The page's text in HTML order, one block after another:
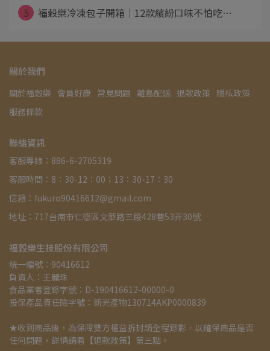
5
福穀樂冷凍包子開箱｜12款繽紛口味不怕吃⋯
關於我們
關於福穀樂 會員好康 常見問題 離島配送 退款政策 隱私政策
服務條款
聯絡資訊
客服專線：886-6-2705319
客服時間：8：30-12：00；13：30-17：30
信箱：fukuro90416612@gmail.com
地址：717台南市仁德區文華路三段428巷53弄30號
福穀樂生技股份有限公司
統一編號：90416612
負責人：王麗珠
食品業者登錄字號：D-190416612-00000-0
投保產品責任險字號：新光產物130714AKP0000839
★收到商品後，為保障雙方權益拆封請全程錄影，以確保商品是否
任何問題，詳情請看 【退款政策】 第三點。